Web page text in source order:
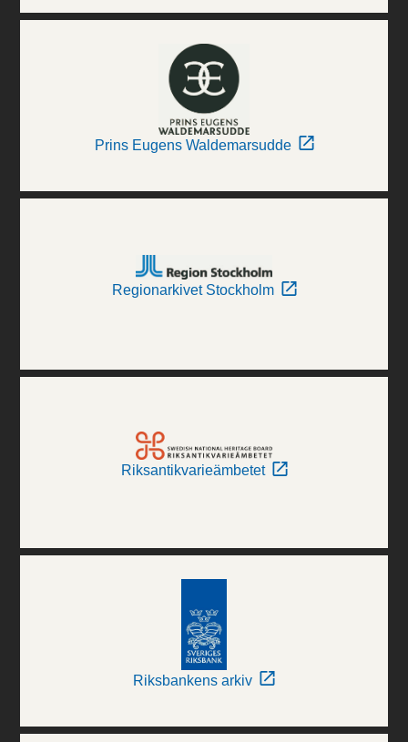
Prins Eugens Waldemarsudde
Regionarkivet Stockholm
Riksantikvarieämbetet
Riksbankens arkiv